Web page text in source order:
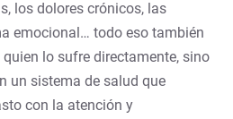
los dolores crónicos, las
emocional… todo eso también
lo sufre directamente, sino
un sistema de salud que
con la atención y